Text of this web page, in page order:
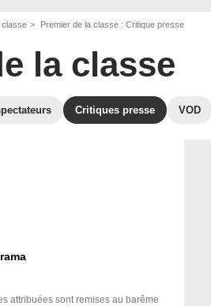
classe Premier de la classe : Critique presse
la classe
Critiques presse VOD
attribuées sont remises au barême